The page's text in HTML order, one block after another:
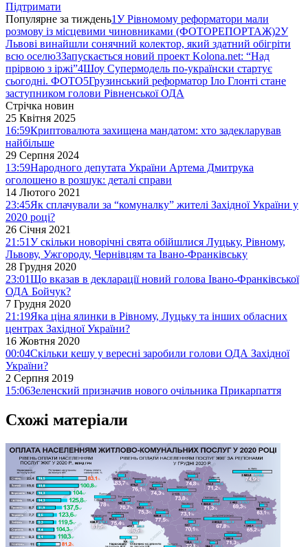
Підтримати
Популярне за тиждень1У Рівномому реформатори мали
розмову із місцевими чиновниками (ФОТОРЕПОРТАЖ)2У
Львові винайшли сонячний колектор, який здатний обігріти
всю оселю3Запускається новий проект Kolona.net: “Над
прірвою з іржі”4Шоу Супермодель по-українски стартує
сьогодні. ФОТО5Грузинський реформатор Іло Глонті стане
заступником голови Рівненської ОДА
Стрічка новин
25 Квітня 2025
16:59Криптовалюта захищена мандатом: хто задекларував
найбільше
29 Серпня 2024
13:59Народного депутата України Артема Дмитрука
оголошено в розшук: деталі справи
14 Лютого 2021
23:45Як сплачували за “комуналку” жителі Західної України у
2020 році?
26 Січня 2021
21:51У скільки новорічні свята обійшлися Луцьку, Рівному,
Львову, Ужгороду, Чернівцям та Івано-Франківську
28 Грудня 2020
23:01Що вказав в декларації новий голова Івано-Франківської
ОДА Бойчук?
7 Грудня 2020
21:19Яка ціна ялинки в Рівному, Луцьку та інших обласних
центрах Західної України?
16 Жовтня 2020
00:04Скільки кешу у вересні заробили голови ОДА Західної
України?
2 Серпня 2019
15:06Зеленский призначив нового очільника Прикарпаття
Схожі матеріали